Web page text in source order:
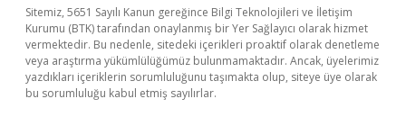
Sitemiz, 5651 Sayılı Kanun gereğince Bilgi Teknolojileri ve İletişim
Kurumu (BTK) tarafından onaylanmış bir Yer Sağlayıcı olarak hizmet
vermektedir. Bu nedenle, sitedeki içerikleri proaktif olarak denetleme
veya araştırma yükümlülüğümüz bulunmamaktadır. Ancak, üyelerimiz
yazdıkları içeriklerin sorumluluğunu taşımakta olup, siteye üye olarak
bu sorumluluğu kabul etmiş sayılırlar.